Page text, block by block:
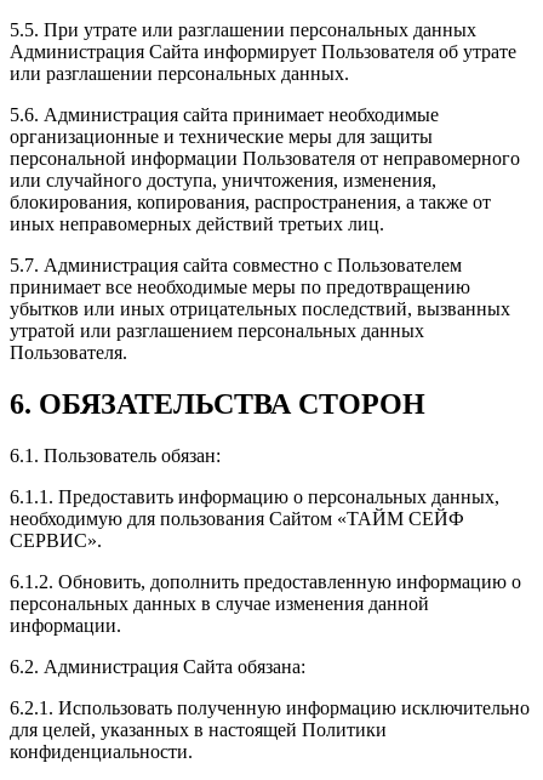
5.5. При утрате или разглашении персональных данных
Администрация Сайта информирует Пользователя об утрате
или разглашении персональных данных.
5.6. Администрация сайта принимает необходимые
организационные и технические меры для защиты
персональной информации Пользователя от неправомерного
или случайного доступа, уничтожения, изменения,
блокирования, копирования, распространения, а также от
иных неправомерных действий третьих лиц.
5.7. Администрация сайта совместно с Пользователем
принимает все необходимые меры по предотвращению
убытков или иных отрицательных последствий, вызванных
утратой или разглашением персональных данных
Пользователя.
6. ОБЯЗАТЕЛЬСТВА СТОРОН
6.1. Пользователь обязан:
6.1.1. Предоставить информацию о персональных данных,
необходимую для пользования Сайтом «ТАЙМ СЕЙФ
СЕРВИС».
6.1.2. Обновить, дополнить предоставленную информацию о
персональных данных в случае изменения данной
информации.
6.2. Администрация Сайта обязана:
6.2.1. Использовать полученную информацию исключительно
для целей, указанных в настоящей Политики
конфиденциальности.